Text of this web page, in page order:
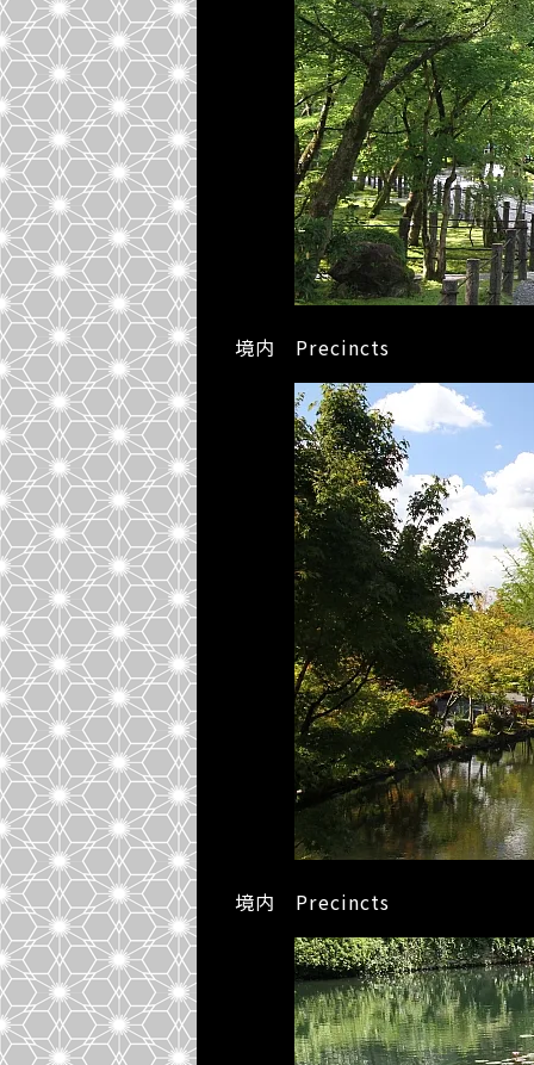
境内 Precincts
境内 Precincts